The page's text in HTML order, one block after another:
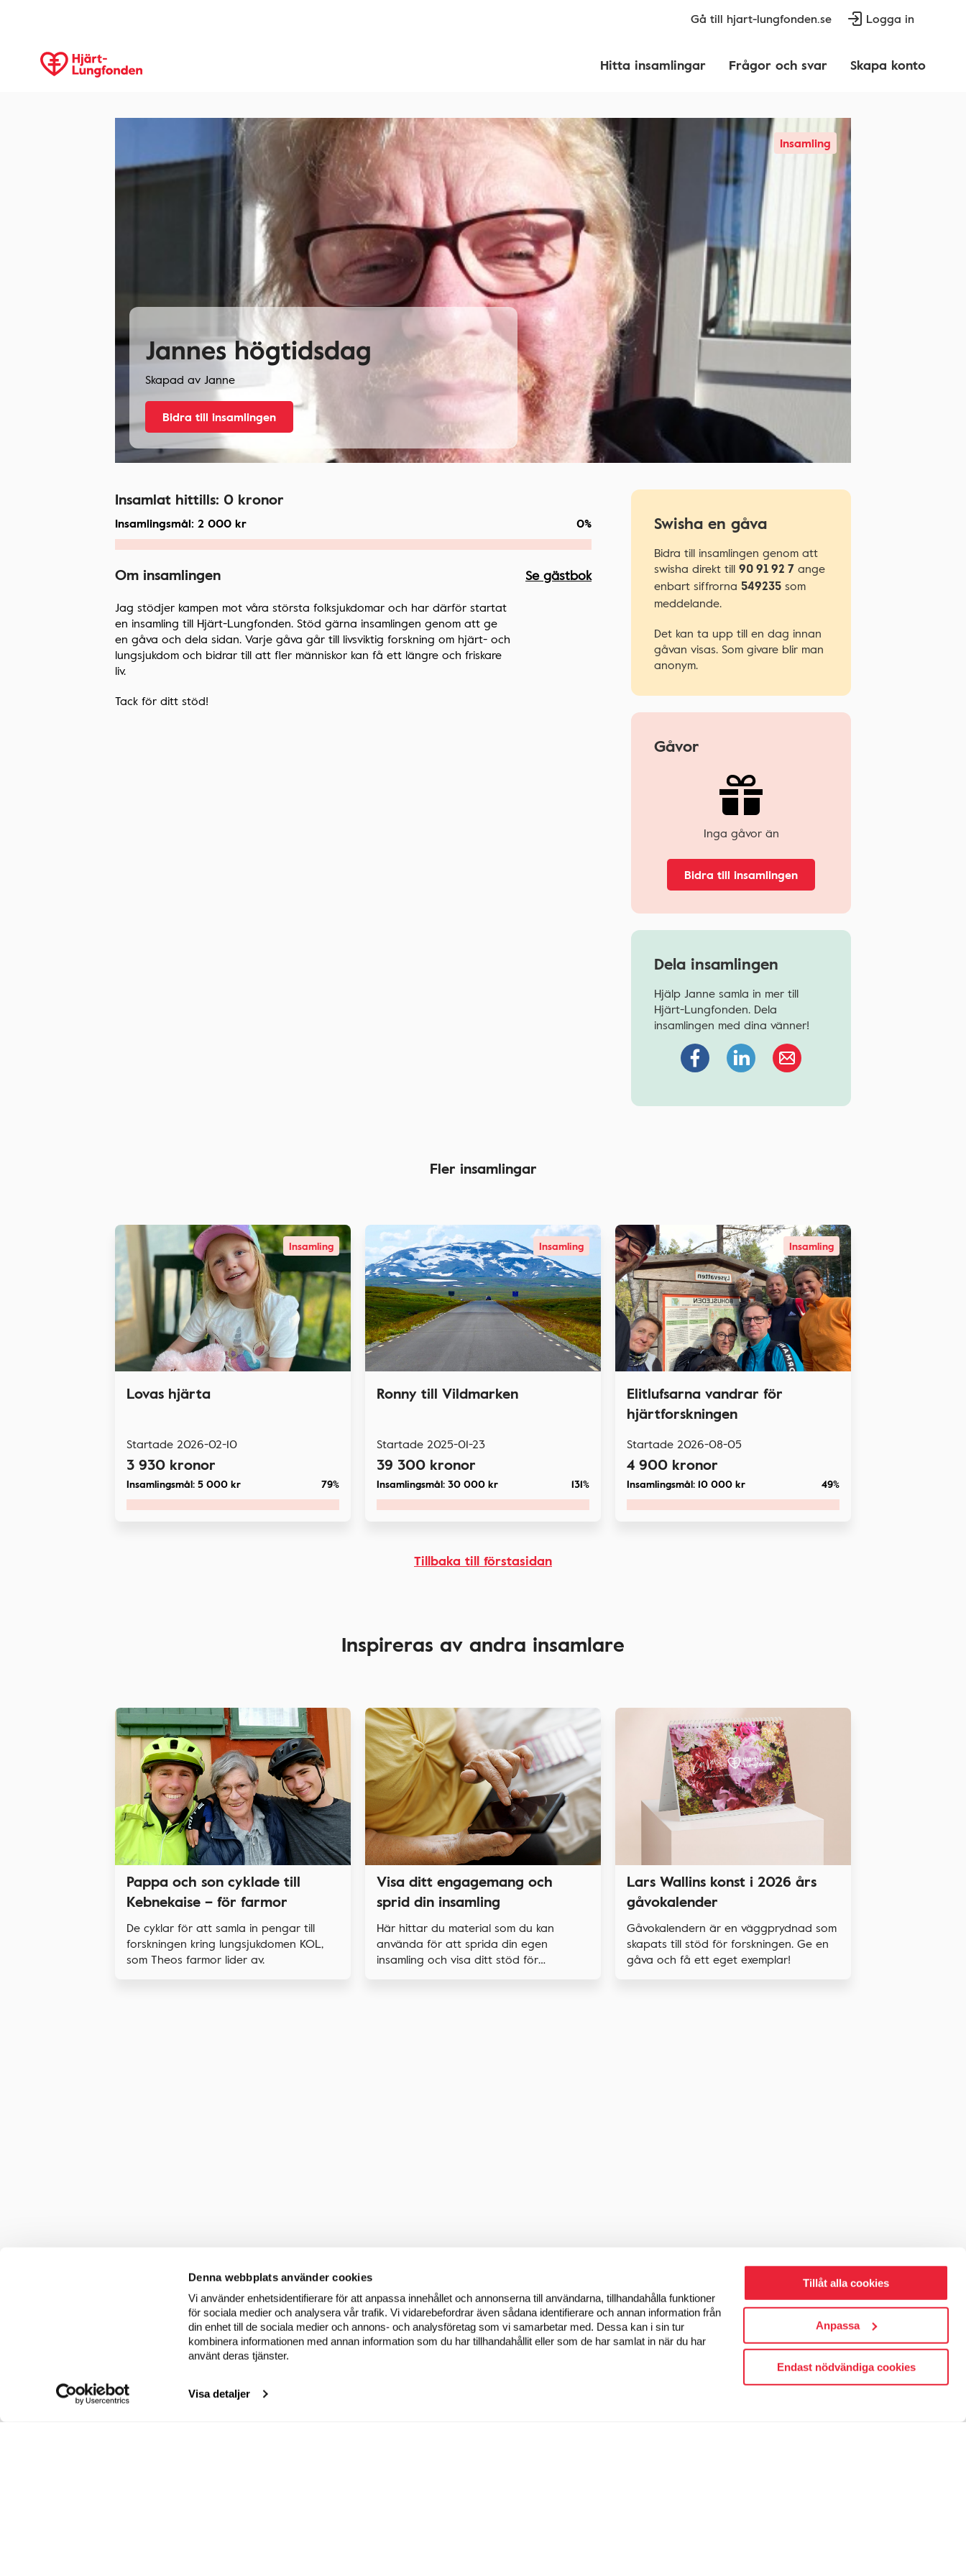
Denna webbplats använder cookies
Vi använder enhetsidentifierare för att anpassa innehållet och annonserna till användarna, tillhandahålla funktioner
för sociala medier och analysera vår trafik. Vi vidarebefordrar även sådana identifierare och annan information från
din enhet till de sociala medier och annons- och analysföretag som vi samarbetar med. Dessa kan i sin tur
kombinera informationen med annan information som du har tillhandahållit eller som de har samlat in när du har
använt deras tjänster.
Visa detaljer
Tillåt alla cookies
Anpassa
Endast nödvändiga cookies
Gå till hjart-lungfonden.se Logga in
Hitta insamlingar Frågor och svar Skapa konto
Insamling
Jannes högtidsdag
Skapad av Janne
Bidra till insamlingen
Insamlat hittills: 0 kronor
Insamlingsmål: 2 000 kr 0%
Om insamlingen Se gästbok
Jag stödjer kampen mot våra största folksjukdomar och har därför startat
en insamling till Hjärt-Lungfonden. Stöd gärna insamlingen genom att ge
en gåva och dela sidan. Varje gåva går till livsviktig forskning om hjärt- och
lungsjukdom och bidrar till att fler människor kan få ett längre och friskare
liv.
Tack för ditt stöd!
Swisha en gåva
Bidra till insamlingen genom att
swisha direkt till 90 91 92 7 ange
enbart siffrorna 549235 som
meddelande.
Det kan ta upp till en dag innan
gåvan visas. Som givare blir man
anonym.
Gåvor
Inga gåvor än
Bidra till insamlingen
Dela insamlingen
Hjälp Janne samla in mer till
Hjärt-Lungfonden. Dela
insamlingen med dina vänner!
Fler insamlingar
Insamling
Lovas hjärta
Startade 2026-02-10
3 930 kronor
Insamlingsmål: 5 000 kr 79%
Insamling
Ronny till Vildmarken
Startade 2025-01-23
39 300 kronor
Insamlingsmål: 30 000 kr 131%
Insamling
Elitlufsarna vandrar för
hjärtforskningen
Startade 2026-08-05
4 900 kronor
Insamlingsmål: 10 000 kr 49%
Tillbaka till förstasidan
Inspireras av andra insamlare
Pappa och son cyklade till
Kebnekaise – för farmor
De cyklar för att samla in pengar till
forskningen kring lungsjukdomen KOL,
som Theos farmor lider av.
Visa ditt engagemang och
sprid din insamling
Här hittar du material som du kan
använda för att sprida din egen
insamling och visa ditt stöd för
Lars Wallins konst i 2026 års
gåvokalender
Gåvokalendern är en väggprydnad som
skapats till stöd för forskningen. Ge en
gåva och få ett eget exemplar!